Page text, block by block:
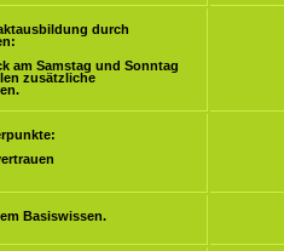
durch
am Samstag und Sonntag
zusätzliche
Basiswissen.